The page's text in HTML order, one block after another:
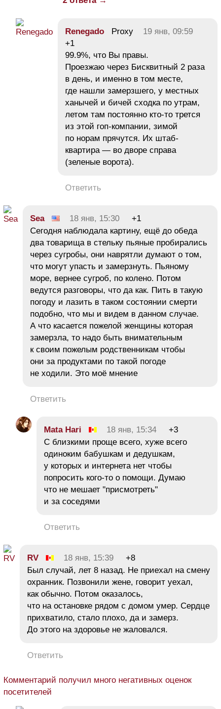
Renegado Proxy
19 янв, 09:59
+1
99.9%, что Вы правы.
Проезжаю через Бисквитный 2 раза
в день, и именно в том месте,
где нашли замерзшего, у местных
ханычей и бичей сходка по утрам,
летом там постоянно кто-то трется
из этой гоп-компании, зимой
по норам прячутся. Их штаб-
квартира — во дворе справа
(зеленые ворота).
Ответить
Sea 18 янв, 15:30
+1
Сегодня наблюдала картину, ещё до обеда
два товарища в стельку пьяные пробирались
через сугробы, они наврятли думают о том,
что могут упасть и замерзнуть. Пьяному
море, вернее сугроб, по колено. Потом
ведутся разговоры, что да как. Пить в такую
погоду и лазить в таком состоянии смерти
подобно, что мы и видем в данном случае.
А что касается пожелой женщины которая
замерзла, то надо быть внимательным
к своим пожелым родственникам чтобы
они за продуктами по такой погоде
не ходили. Это моё мнение
Ответить
Mata Hari 18 янв, 15:34
+3
С близкими проще всего, хуже всего
одиноким бабушкам и дедушкам,
у которых и интернета нет чтобы
попросить кого-то о помощи. Думаю
что не мешает "присмотреть"
и за соседями
Ответить
RV 18 янв, 15:39
+8
Был случай, лет 8 назад. Не приехал на смену
охранник. Позвонили жене, говорит уехал,
как обычно. Потом оказалось,
что на остановке рядом с домом умер. Сердце
прихватило, стало плохо, да и замерз.
До этого на здоровье не жаловался.
Ответить
Комментарий получил много негативных оценок
посетителей